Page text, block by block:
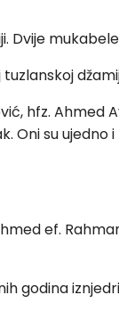
hfz. Ahmed
Oni su
ef.
godina